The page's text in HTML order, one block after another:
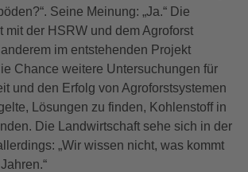
Seine Meinung: „Ja.“ Die
mit der HSRW und dem Agroforst
im entstehenden Projekt
Chance weitere Untersuchungen für
und den Erfolg von Agroforstsystemen
Lösungen zu finden, Kohlenstoff in
Die Landwirtschaft sehe sich in der
„Wir wissen nicht, was kommt